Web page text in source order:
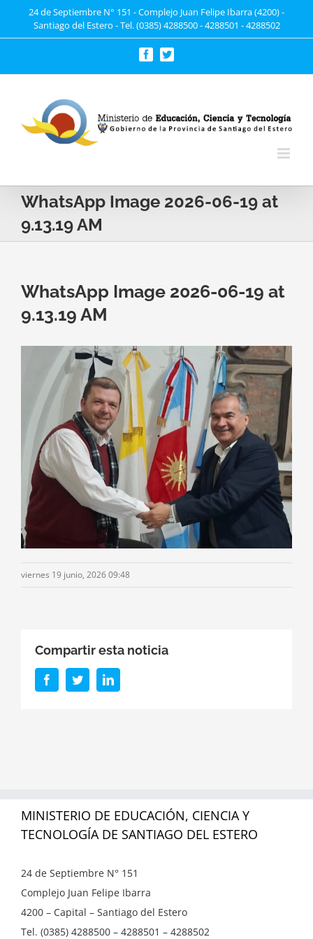
24 de Septiembre N° 151 - Complejo Juan Felipe Ibarra (4200) -
Santiago del Estero - Tel. (0385) 4288500 - 4288501 - 4288502
FacebookTwitter
WhatsApp Image 2026-06-19 at
9.13.19 AM
WhatsApp Image 2026-06-19 at
9.13.19 AM
viernes 19 junio, 2026 09:48
Compartir esta noticia
FacebookTwitterLinkedIn
MINISTERIO DE EDUCACIÓN, CIENCIA Y
TECNOLOGÍA DE SANTIAGO DEL ESTERO
24 de Septiembre N° 151
Complejo Juan Felipe Ibarra
4200 – Capital – Santiago del Estero
Tel. (0385) 4288500 – 4288501 – 4288502